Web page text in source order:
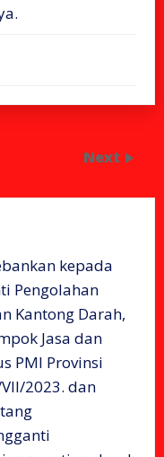
Next
kepada
Pengolahan
Kantong Darah,
Jasa dan
PMI Provinsi
2023. dan